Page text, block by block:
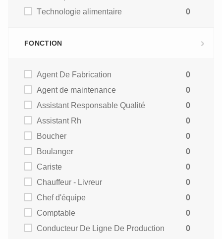
Technologie alimentaire
0
FONCTION
Agent De Fabrication
0
Agent de maintenance
0
Assistant Responsable Qualité
0
Assistant Rh
0
Boucher
0
Boulanger
0
Cariste
0
Chauffeur - Livreur
0
Chef d'équipe
0
Comptable
0
Conducteur De Ligne De Production
0